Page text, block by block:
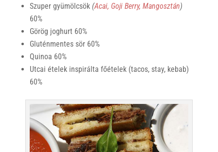
Szuper gyümölcsök (Acai, Goji Berry, Mangosztán)
60%
Görög joghurt 60%
Gluténmentes sör 60%
Quinoa 60%
Utcai ételek inspirálta főételek (tacos, stay, kebab)
60%